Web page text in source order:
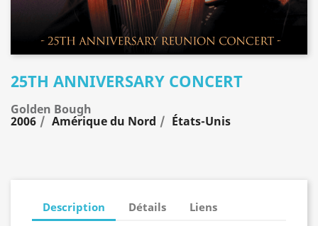
25TH ANNIVERSARY CONCERT
Golden Bough
2006 Amérique du Nord États-Unis
Description Détails Liens